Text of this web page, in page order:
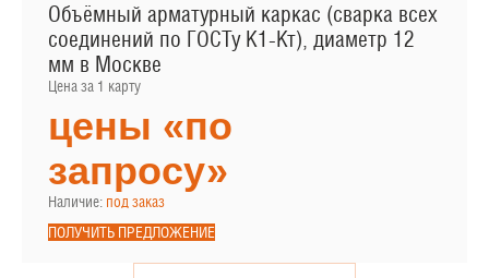
Объёмный арматурный каркас (сварка всех
соединений по ГОСТу К1-Кт), диаметр 12
мм в Москве
Цена за 1 карту
цены «по
запросу»
Наличие: под заказ
ПОЛУЧИТЬ ПРЕДЛОЖЕНИЕ